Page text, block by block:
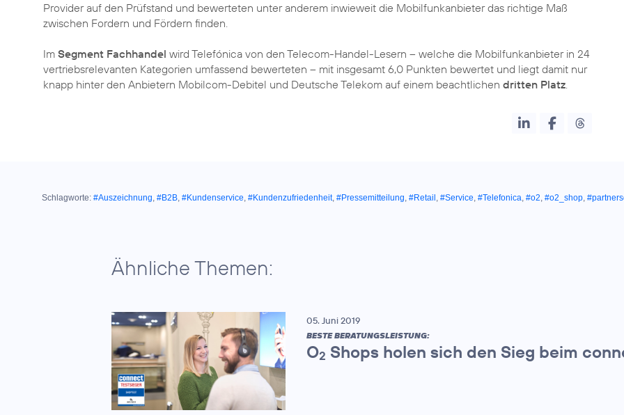
Provider auf den Prüfstand und bewerteten unter anderem inwieweit die Mobilfunkanbieter das richtige Maß
zwischen Fordern und Fördern finden.
Im Segment Fachhandel wird Telefónica von den Telecom-Handel-Lesern – welche die Mobilfunkanbieter in 24
vertriebsrelevanten Kategorien umfassend bewerteten – mit insgesamt 6,0 Punkten bewertet und liegt damit nur
knapp hinter den Anbietern Mobilcom-Debitel und Deutsche Telekom auf einem beachtlichen dritten Platz.
Schlagworte: #Auszeichnung, #B2B, #Kundenservice, #Kundenzufriedenheit, #Pressemitteilung, #Retail , #Service, #Telefonica, #o2, #o2_shop,
Ähnliche Themen:
05. Juni 2019
BESTE BERATUNGSLEISTUNG:
O2 Shops holen sich den Sieg beim